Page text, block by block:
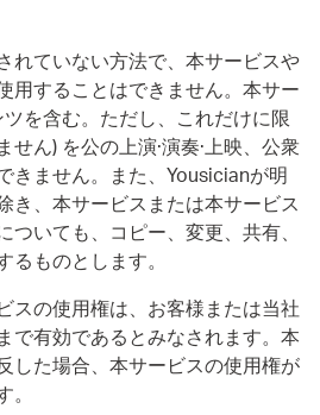
れていない方法で、本サービスや
用することはできません。本サー
を含む。ただし、これだけに限
せん) を公の上演·演奏·上映、公衆
きません。また、Yousicianが明
き、本サービスまたは本サービス
ついても、コピー、変更、共有、
るものとします。
スの使用権は、お客様または当社
で有効であるとみなされます。本
した場合、本サービスの使用権が
。